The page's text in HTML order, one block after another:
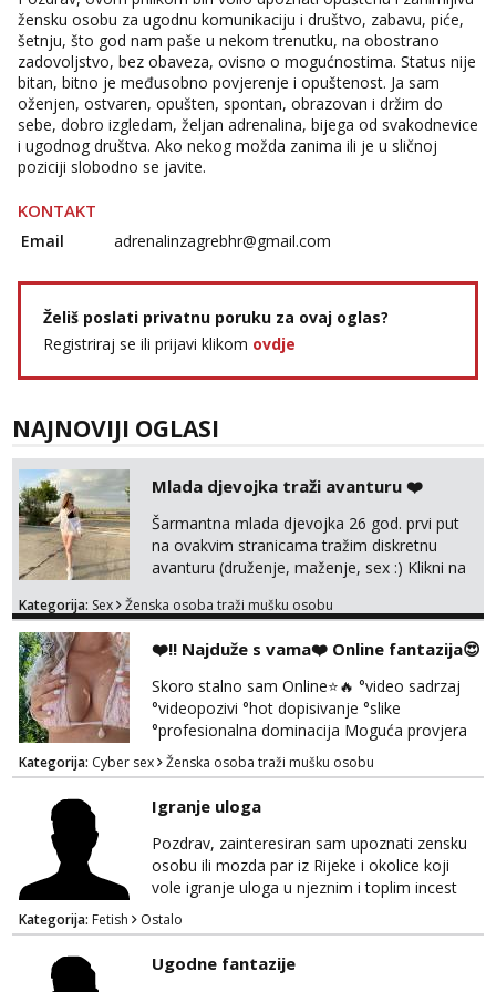
tel:0,93€ - mob:1,12€ min
Anđela
Čekam tvoj poziv!
Tel: 064/677-677 - Kod: #142
tel:0,93€ - mob:1,12€ min
žensku osobu za ugodnu komunikaciju i društvo, zabavu, piće,
šetnju, što god nam paše u nekom trenutku, na obostrano
zadovoljstvo, bez obaveza, ovisno o mogućnostima. Status nije
bitan, bitno je međusobno povjerenje i opuštenost. Ja sam
oženjen, ostvaren, opušten, spontan, obrazovan i držim do
sebe, dobro izgledam, željan adrenalina, bijega od svakodnevice
i ugodnog društva. Ako nekog možda zanima ili je u sličnoj
poziciji slobodno se javite.
KONTAKT
Email adrenalinzagrebhr@gmail.com
Želiš poslati privatnu poruku za ovaj oglas?
Registriraj se ili prijavi klikom ovdje
NAJNOVIJI OGLASI
Mlada djevojka traži avanturu ❤️
Šarmantna mlada djevojka 26 god. prvi put
na ovakvim stranicama tražim diskretnu
avanturu (druženje, maženje, sex :) Klikni na
Kategorija: Sex Ženska osoba traži mušku osobu
❤️‼️ Najduže s vama❤️ Online fantazija😍
Skoro stalno sam Online⭐🔥 °video sadrzaj
°videopozivi °hot dopisivanje °slike
°profesionalna dominacija Moguća provjera
videopozivom, no ako se nakon toga ne
javite, vise vam ju ne radim 😉 100% prava i
diskretna. Probaj me jednom, nećeš moći bez
mene 😜😇 Nemojte me pitati za uzivo, jer to
ne radim. 0998785600 javljanje isključivo
porukom na WhatsApp🩷
Kategorija: Cyber sex Ženska osoba traži mušku osobu
Igranje uloga
Pozdrav, zainteresiran sam upoznati zensku
osobu ili mozda par iz Rijeke i okolice koji
vole igranje uloga u njeznim i toplim incest
pricama, izgled nebitan, bitno je da znas sto
zelis i da se volis zabavljati. Javitese na mail,
viber, wapp ili zovite. Samo ozbiljni, hvala
Kategorija: Fetish Ostalo
Ugodne fantazije